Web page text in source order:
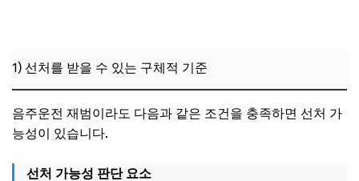
1) 선처를 받을 수 있는 구체적 기준
음주운전 재범이라도 다음과 같은 조건을 충족하면 선처 가
능성이 있습니다.
선처 가능성 판단 요소